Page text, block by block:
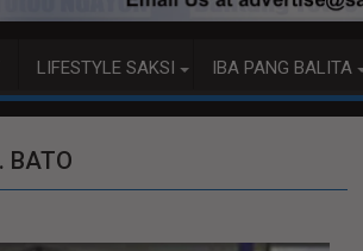
LIFESTYLE SAKSI IBA PANG BALITA
BATO